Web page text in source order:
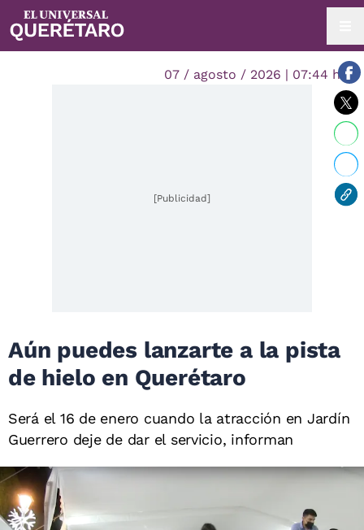
07 / agosto / 2026 | 07:44 hrs.
[Publicidad]
Aún puedes lanzarte a la pista
de hielo en Querétaro
Será el 16 de enero cuando la atracción en Jardín
Guerrero deje de dar el servicio, informan